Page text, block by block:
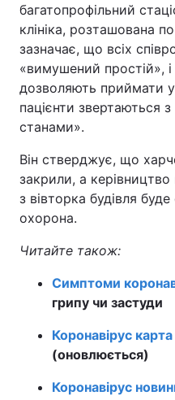
багатопрофільний
клініка, розташована
зазначає, що всіх
«вимушений простій»,
дозволяють приймати
пацієнти звертаються
станами».
Він стверджує, що
закрили, а
з вівторка будівля
охорона.
Читайте також:
Симптоми
грипу чи застуди
Коронавірус карта
(оновлюється)
Коронавірус